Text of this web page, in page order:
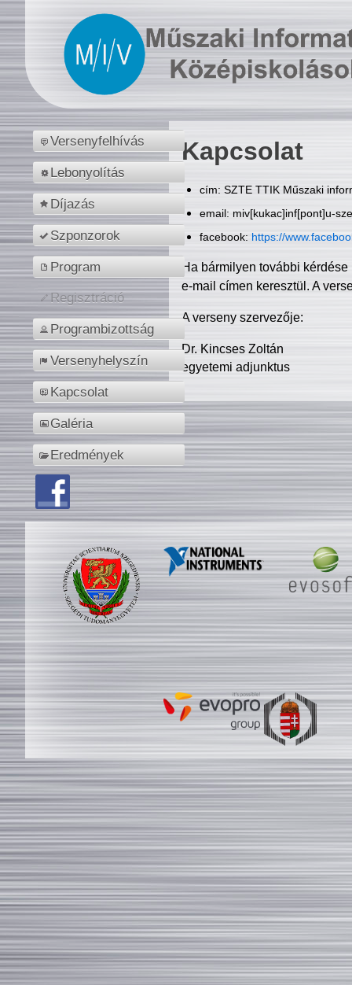
Versenyfelhívás
Lebonyolítás
Díjazás
Szponzorok
Program
Regisztráció
Programbizottság
Versenyhelyszín
Kapcsolat
Galéria
Eredmények
Kapcsolat
cím: SZTE TTIK Műszaki
email: miv[kukac]inf[pont]u-
facebook: https://
Ha bármilyen további
e-mail címen keresztül. A
A verseny szervezője:
Dr. Kincses Zoltán
egyetemi adjunktus